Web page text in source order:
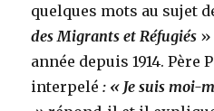
quelques mots au sujet
des Migrants et Réfugiés »
année depuis 1914. Père
interpelé: « Je suis moi-